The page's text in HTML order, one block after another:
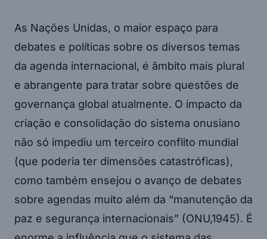
As Nações Unidas, o maior espaço para
debates e políticas sobre os diversos temas
da agenda internacional, é âmbito mais plural
e abrangente para tratar sobre questões de
governança global atualmente. O impacto da
criação e consolidação do sistema onusiano
não só impediu um terceiro conflito mundial
(que poderia ter dimensões catastróficas),
como também ensejou o avanço de debates
sobre agendas muito além da “manutenção da
paz e segurança internacionais” (ONU,1945). É